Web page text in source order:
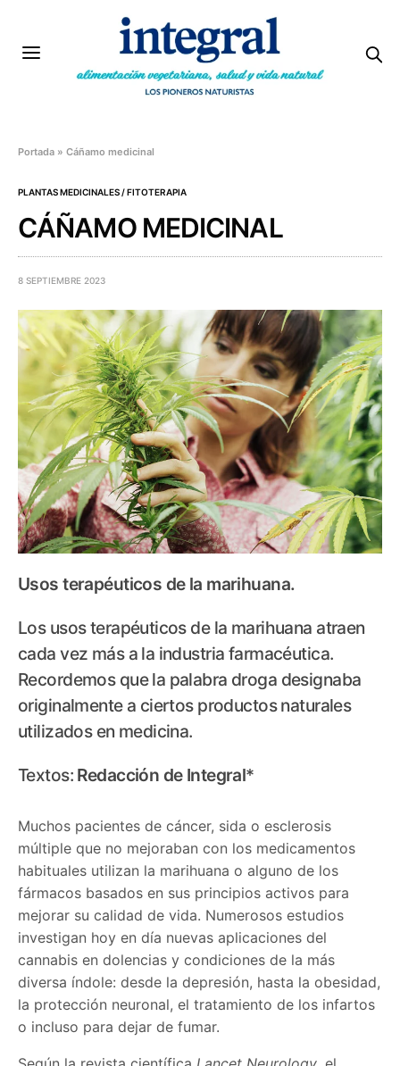
Portada »Cáñamo medicinal
PLANTAS MEDICINALES / FITOTERAPIA
CÁÑAMO MEDICINAL
8 SEPTIEMBRE 2023
Usos terapéuticos de la marihuana.
Los usos terapéuticos de la marihuana atraen
cada vez más a la industria farmacéutica.
Recordemos que la palabra droga designaba
originalmente a ciertos productos naturales
utilizados en medicina.
Textos: Redacción de Integral*
Muchos pacientes de cáncer, sida o esclerosis
múltiple que no mejoraban con los medicamentos
habituales utilizan la marihuana o alguno de los
fármacos basados en sus principios activos para
mejorar su calidad de vida. Numerosos estudios
investigan hoy en día nuevas aplicaciones del
cannabis en dolencias y condiciones de la más
diversa índole: desde la depresión, hasta la obesidad,
la protección neuronal, el tratamiento de los infartos
o incluso para dejar de fumar.